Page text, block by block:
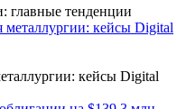
главные тенденции
кейсы Digital